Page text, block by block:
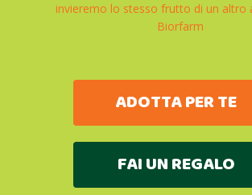
invieremo lo stesso frutto di un altro
Biorfarm
ADOTTA PER TE
FAI UN REGALO